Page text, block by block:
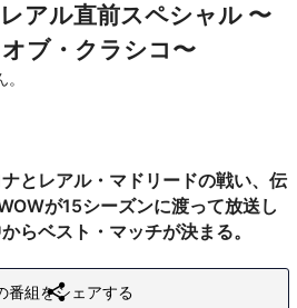
アル直前スペシャル 〜
ブ・クラシコ〜
とレアル・マドリードの戦い、伝
が15シーズンに渡って放送し
らベスト・マッチが決まる。
番組をシェアする